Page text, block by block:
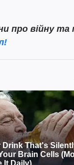
про війну та